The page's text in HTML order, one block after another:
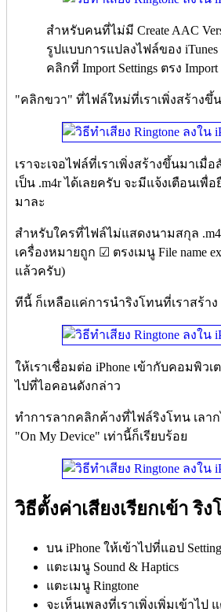
สำหรับคนที่ไม่มี Create AAC
รูปแบบการแปลงไฟล์ของ iTunes
คลิกที่ Import Settings ตรง
"คลิกขวา" ที่ไฟล์ใหม่ที่เราเพิ่งสร้างขึ้น
เราจะเจอไฟล์ที่เราเพิ่งสร้างขึ้นมาเ
เป็น .m4r ได้เลยครับ จะมีแจ้งเตือนเพื่
มาละ
สำหรับใครที่ไฟล์ไม่แสดงนามสกุล
เครื่องหมายถูก ☑ ตรงเมนู File name
แล้วครับ)
ทีนี้ ก็เหลือแค่การนำริงโทนที่เราสร้าง
ให้เราเชื่อมต่อ iPhone เข้ากับคอมพิว
ไปที่ไอคอนดังกล่าว
ทำการลากคลิกค้างที่ไฟล์ริงโทน เลาก
"On My Device" เท่านี้ก็เรียบร้อย
วิธีตั้งค่าเสียงเรียกเข้า ริ
บน iPhone ให้เข้าไปที่แอป
แตะเมนู Sound & Haptics
แตะเมนู Ringtone
จะเห็นเพลงที่เราเพิ่งเพิ่มเข้าไป